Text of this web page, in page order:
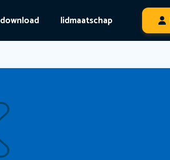
download lidmaatschap